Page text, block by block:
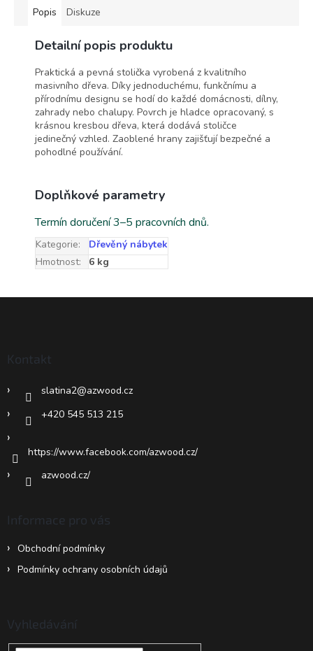
Popis Diskuze
Detailní popis produktu
Praktická a pevná stolička vyrobená z kvalitního
masivního dřeva. Díky jednoduchému, funkčnímu a
přírodnímu designu se hodí do každé domácnosti, dílny,
zahrady nebo chalupy. Povrch je hladce opracovaný, s
krásnou kresbou dřeva, která dodává stoličce
jedinečný vzhled. Zaoblené hrany zajišťují bezpečné a
pohodlné používání.
Doplňkové parametry
Termín doručení 3–5 pracovních dnů.
Kategorie:
Dřevěný nábytek
Hmotnost: 6 kg
Kontakt
slatina2@azwood.cz
+420 545 513 215
https://www.facebook.com/azwood.cz/
azwood.cz/
Informace pro vás
Obchodní podmínky
Podmínky ochrany osobních údajů
Vyhledávání